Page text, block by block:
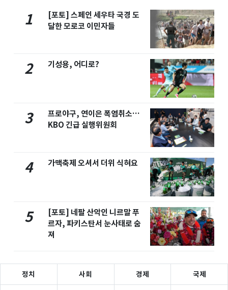
1
[포토] 스페인 세우타 국경 도
달한 모로코 이민자들
2 기성용, 어디로?
3
프로야구, 연이은 폭염취소…
KBO 긴급 실행위원회
4 가맥축제 오셔서 더위 식혀요
5
[포토] 네팔 산악인 니르말 푸
르자, 파키스탄서 눈사태로 숨
져
정치 사회 경제 국제